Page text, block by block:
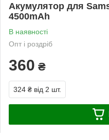
Акумулятор для
4500mAh
В наявності
Опт і роздріб
360 ₴
324 ₴ від 2 шт.